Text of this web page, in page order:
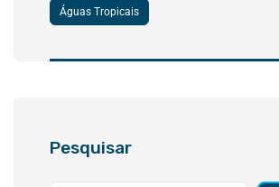
Águas Tropicais
Pesquisar